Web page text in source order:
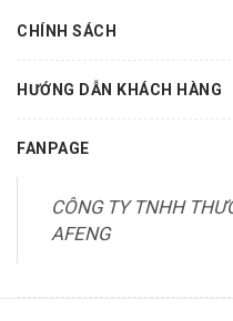
CHÍNH SÁCH
HƯỚNG DẪN KHÁCH HÀNG
FANPAGE
CÔNG TY TNHH
AFENG